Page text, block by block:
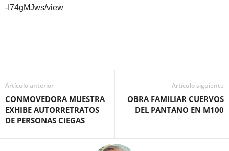
-I74gMJws/view
Artículo anterior
CONMOVEDORA MUESTRA
EXHIBE AUTORRETRATOS
DE PERSONAS CIEGAS
Artículo siguiente
OBRA FAMILIAR CUERVOS
DEL PANTANO EN M100